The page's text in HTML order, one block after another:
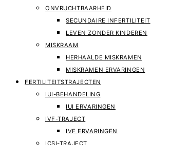
ONVRUCHTBAARHEID
SECUNDAIRE INFERTILITEIT
LEVEN ZONDER KINDEREN
MISKRAAM
HERHAALDE MISKRAMEN
MISKRAMEN ERVARINGEN
FERTILITEITSTRAJECTEN
IUI-BEHANDELING
IUI ERVARINGEN
IVF-TRAJECT
IVF ERVARINGEN
ICSI-TRAJECT